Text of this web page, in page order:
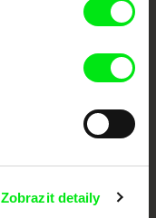
Zobrazit detaily
DOK Leipzig